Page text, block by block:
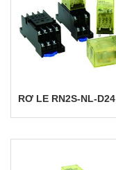
RƠ LE RN2S-NL-